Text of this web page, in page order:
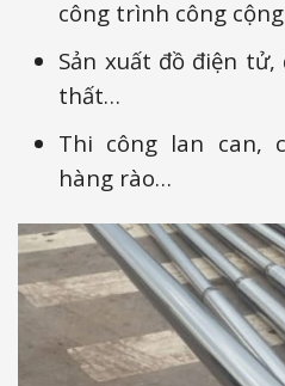
công trình công
Sản xuất đồ điện
thất…
Thi công lan can,
hàng rào…